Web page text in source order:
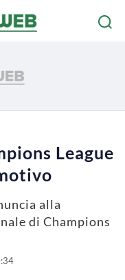
League
alla
di Champions